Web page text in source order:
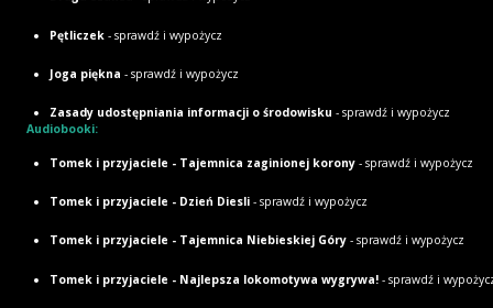
Pętliczek - sprawdź i wypożycz
Joga piękna - sprawdź i wypożycz
Zasady udostępniania informacji o środowisku - sprawdź i wypożycz
Audiobooki:
Tomek i przyjaciele - Tajemnica zaginionej korony - sprawdź i wypożycz
Tomek i przyjaciele - Dzień Diesli - sprawdź i wypożycz
Tomek i przyjaciele - Tajemnica Niebieskiej Góry- sprawdź i wypożycz
Tomek i przyjaciele - Najlepsza lokomotywa wygrywa!- sprawdź i